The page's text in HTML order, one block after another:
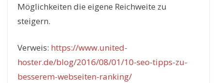
Möglichkeiten die eigene Reichweite zu
steigern.
Verweis: https://www.united-
hoster.de/blog/2016/08/01/10-seo-tipps-zu-
besserem-webseiten-ranking/